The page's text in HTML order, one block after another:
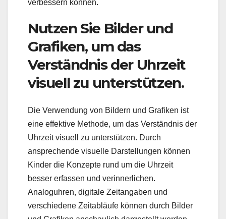
verbessern können.
Nutzen Sie Bilder und
Grafiken, um das
Verständnis der Uhrzeit
visuell zu unterstützen.
Die Verwendung von Bildern und Grafiken ist
eine effektive Methode, um das Verständnis der
Uhrzeit visuell zu unterstützen. Durch
ansprechende visuelle Darstellungen können
Kinder die Konzepte rund um die Uhrzeit
besser erfassen und verinnerlichen.
Analoguhren, digitale Zeitangaben und
verschiedene Zeitabläufe können durch Bilder